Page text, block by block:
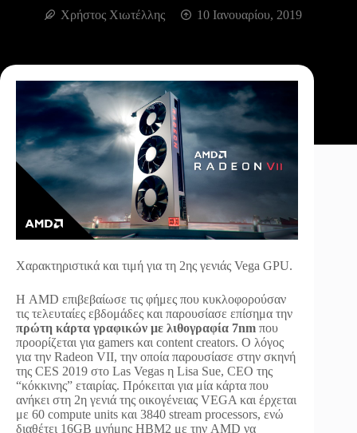
Χρήστος Χιωτέλλης 10 Ιανουαρίου, 2019
Χαρακτηριστικά και τιμή για τη 2ης γενιάς Vega GPU.
Η AMD επιβεβαίωσε τις φήμες που κυκλοφορούσαν
τις τελευταίες εβδομάδες και παρουσίασε επίσημα την
πρώτη κάρτα γραφικών με λιθογραφία 7nm που
προορίζεται για gamers και content creators. Ο λόγος
για την Radeon VII, την οποία παρουσίασε στην σκηνή
της CES 2019 στο Las Vegas η Lisa Sue, CEO της
“κόκκινης” εταιρίας. Πρόκειται για μία κάρτα που
ανήκει στη 2η γενιά της οικογένειας VEGA και έρχεται
με 60 compute units και 3840 stream processors, ενώ
διαθέτει 16GB μνήμης HBM2 με την AMD να